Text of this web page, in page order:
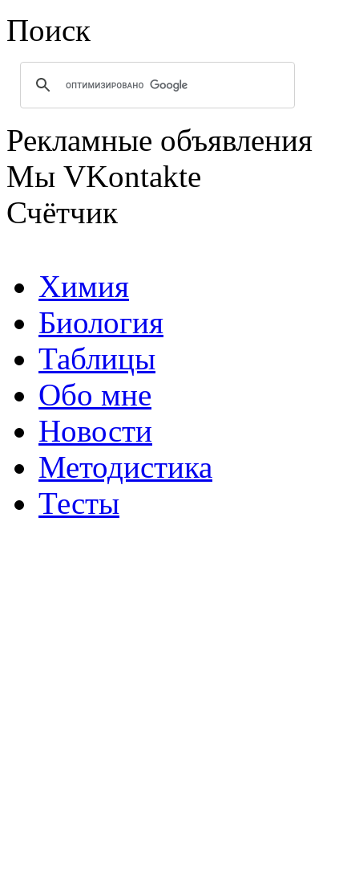
Поиск
Рекламные объявления
Мы VKontakte
Счётчик
Химия
Биология
Таблицы
Обо мне
Новости
Методистика
Тесты